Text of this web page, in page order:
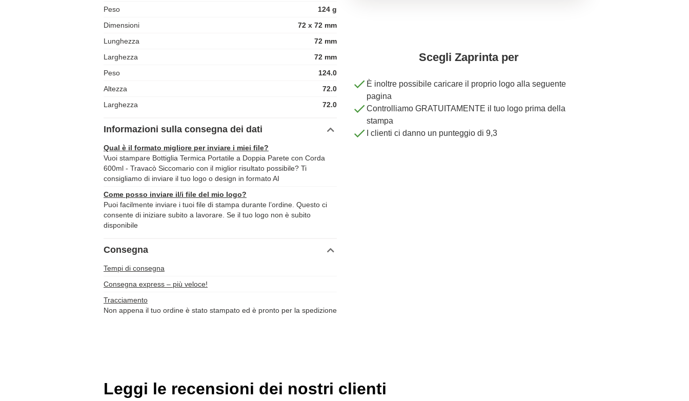
Peso
124 g
Dimensioni
72 x 72 mm
Lunghezza
72 mm
Larghezza
72 mm
Peso
124.0
Altezza
72.0
Larghezza
72.0
Informazioni sulla consegna dei dati
Qual è il formato migliore per inviare i miei file?
Vuoi stampare Bottiglia Termica Portatile a Doppia Parete con Corda
600ml - Travacò Siccomario con il miglior risultato possibile? Ti
consigliamo di inviare il tuo logo o design in formato AI
Come posso inviare il/i file del mio logo?
Puoi facilmente inviare i tuoi file di stampa durante l’ordine. Questo ci
consente di iniziare subito a lavorare. Se il tuo logo non è subito
disponibile
Consegna
Tempi di consegna
Consegna express – più veloce!
Tracciamento
Non appena il tuo ordine è stato stampato ed è pronto per la spedizione
Scegli Zaprinta per
È inoltre possibile caricare il proprio logo alla seguente
pagina
Controlliamo GRATUITAMENTE il tuo logo prima della
stampa
I clienti ci danno un punteggio di 9,3
Leggi le recensioni dei nostri clienti